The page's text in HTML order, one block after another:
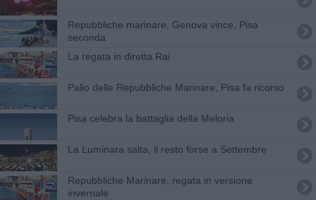
Repubbliche marinare, Genova vince, Pisa
seconda
La regata in diretta Rai
Palio delle Repubbliche Marinare, Pisa fa ricorso
Pisa celebra la battaglia della Meloria
La Luminara salta, il resto forse a Settembre
Repubbliche Marinare, regata in versione
invernale